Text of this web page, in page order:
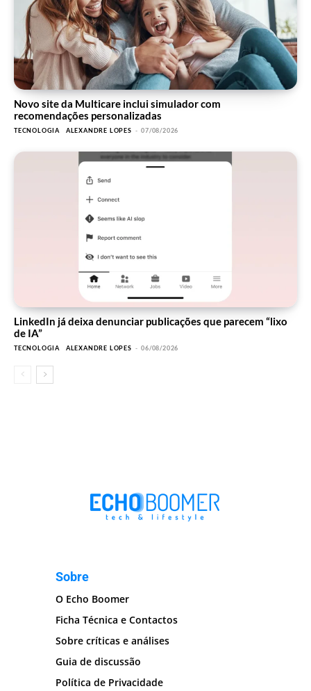
Novo site da Multicare inclui simulador com
recomendações personalizadas
TECNOLOGIA ALEXANDRE LOPES - 07/08/2026
LinkedIn já deixa denunciar publicações que parecem “lixo
de IA”
TECNOLOGIA ALEXANDRE LOPES - 06/08/2026
Sobre
O Echo Boomer
Ficha Técnica e Contactos
Sobre críticas e análises
Guia de discussão
Política de Privacidade